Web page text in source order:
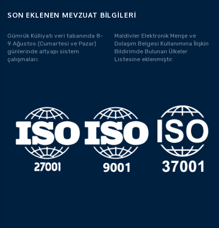
SON EKLENEN MEVZUAT BILGILERI
Gümrük Külliyatı veri tabanında 8-
9 Ağustos (Cumartesi ve Pazar)
günlerinde altyapı sistem
çalışmaları.
Maldivler Elektronik Menşe ve
Dolaşım Belgesi Kullanımına İlişkin
Bildirimde Bulunan Ülkeler
Listesine eklenmiştir.